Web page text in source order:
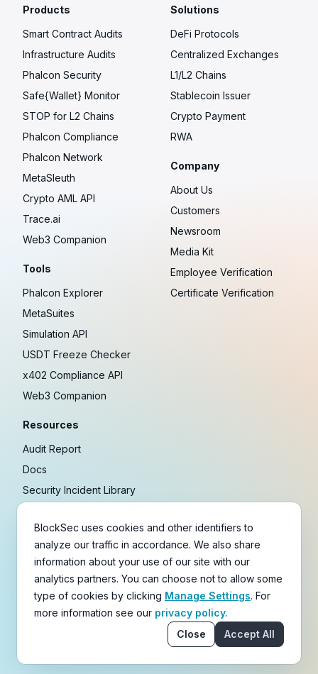
Products
Smart Contract Audits
Infrastructure Audits
Phalcon Security
Safe{Wallet} Monitor
STOP for L2 Chains
Phalcon Compliance
Phalcon Network
MetaSleuth
Crypto AML API
Trace.ai
Web3 Companion
Tools
Phalcon Explorer
MetaSuites
Simulation API
USDT Freeze Checker
x402 Compliance API
Web3 Companion
Resources
Audit Report
Docs
Security Incident Library
Research
Guides
Crypto Payment Playbook
Solutions
DeFi Protocols
Centralized Exchanges
L1/L2 Chains
Stablecoin Issuer
Crypto Payment
RWA
Company
About Us
Customers
Newsroom
Media Kit
Employee Verification
Certificate Verification
Copyright © 2021-2026BlockSec
Terms & Policies & Disclaimer
TelegramYouTubeLinkedinGitHub
BlockSec uses cookies and other identifiers to
analyze our traffic in accordance. We also share
information about your use of our site with our
analytics partners. You can choose not to allow some
type of cookies by clicking Manage Settings. For
more information see our privacy policy.
Close
Accept All